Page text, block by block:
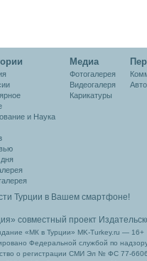
и Наука
Медиа
Фотогалерея
Видеогалеря
Карикатуры
Турции в Вашем смартфоне!
совместный проект
«МК в Турции» MK-Turkey.ru — 16+
Федеральной службой по
о регистрации СМИ Эл № ФС 77-